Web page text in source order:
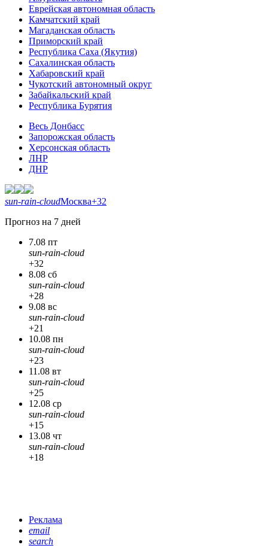
Еврейская автономная область
Камчатский край
Магаданская область
Приморский край
Республика Саха (Якутия)
Сахалинская область
Хабаровский край
Чукотский автономный округ
Забайкальский край
Республика Бурятия
Весь Донбасс
Запорожская область
Херсонская область
ЛНР
ДНР
sun-rain-cloudМосква+32
Прогноз на 7 дней
7.08 пт
sun-rain-cloud
+32
8.08 сб
sun-rain-cloud
+28
9.08 вс
sun-rain-cloud
+21
10.08 пн
sun-rain-cloud
+23
11.08 вт
sun-rain-cloud
+25
12.08 ср
sun-rain-cloud
+15
13.08 чт
sun-rain-cloud
+18
Реклама
email
search